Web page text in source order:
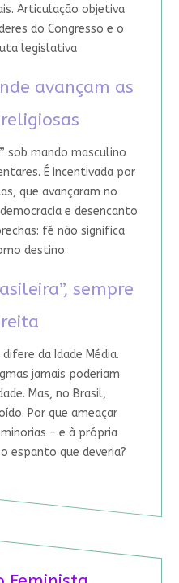
Articulação objetiva
do Congresso e o
legislativa
avançam as
sob mando masculino
É incentivada por
que avançaram no
e desencanto
fé não significa
destino
sempre
da Idade Média.
jamais poderiam
Mas, no Brasil,
Por que ameaçar
– e à própria
espanto que deveria?